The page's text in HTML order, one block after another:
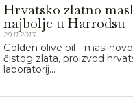
Hrvatsko zlatno
najbolje u Harrodsu
29.11.2013.
Golden olive oil -
čistog zlata, proizvod
laboratorij...